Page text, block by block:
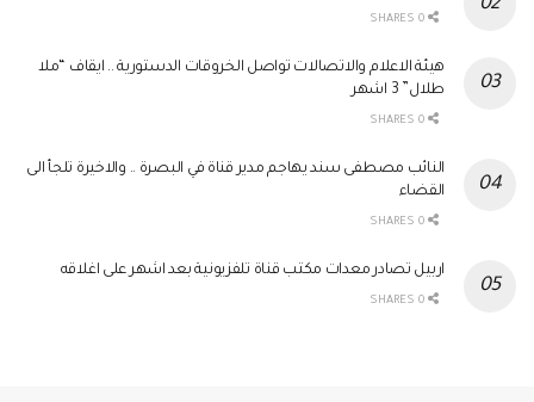
هيئة الاعلام والاتصالات تواصل الخروقات الدستورية .. ايقاف “ملا
طلال” 3 اشهر
النائب مصطفى سند يهاجم مدير قناة في البصرة .. والاخيرة تلجأ الى
القضاء
اربيل تصادر معدات مكتب قناة تلفزيونية بعد اشهر على اغلاقه